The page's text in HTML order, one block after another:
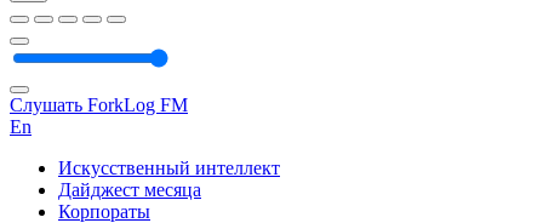
Слушать ForkLog FM
En
Искусственный интеллект
Дайджест месяца
Корпораты